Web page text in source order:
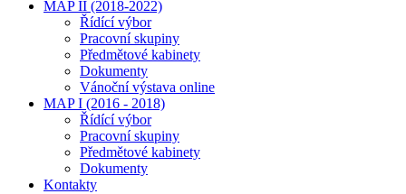
MAP II (2018-2022)
Řídící výbor
Pracovní skupiny
Předmětové kabinety
Dokumenty
Vánoční výstava online
MAP I (2016 - 2018)
Řídící výbor
Pracovní skupiny
Předmětové kabinety
Dokumenty
Kontakty